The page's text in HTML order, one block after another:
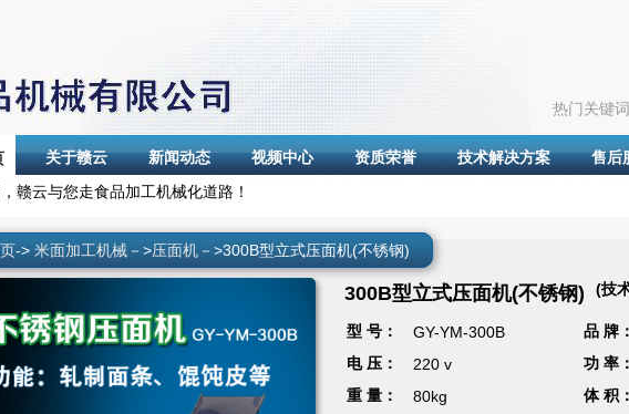
热门关键词
关于赣云 新闻动态 视频中心 资质荣誉 技术解决方案 售后
赣云与您走食品加工机械化道路！
-> 米面加工机械 －>压面机 －>300B型立式压面机(不锈钢)
300B型立式压面机(不锈钢) (技
型 号： GY-YM-300B 品 牌：
电 压：
220 v 功 率：
重 量：
80kg 体 积：